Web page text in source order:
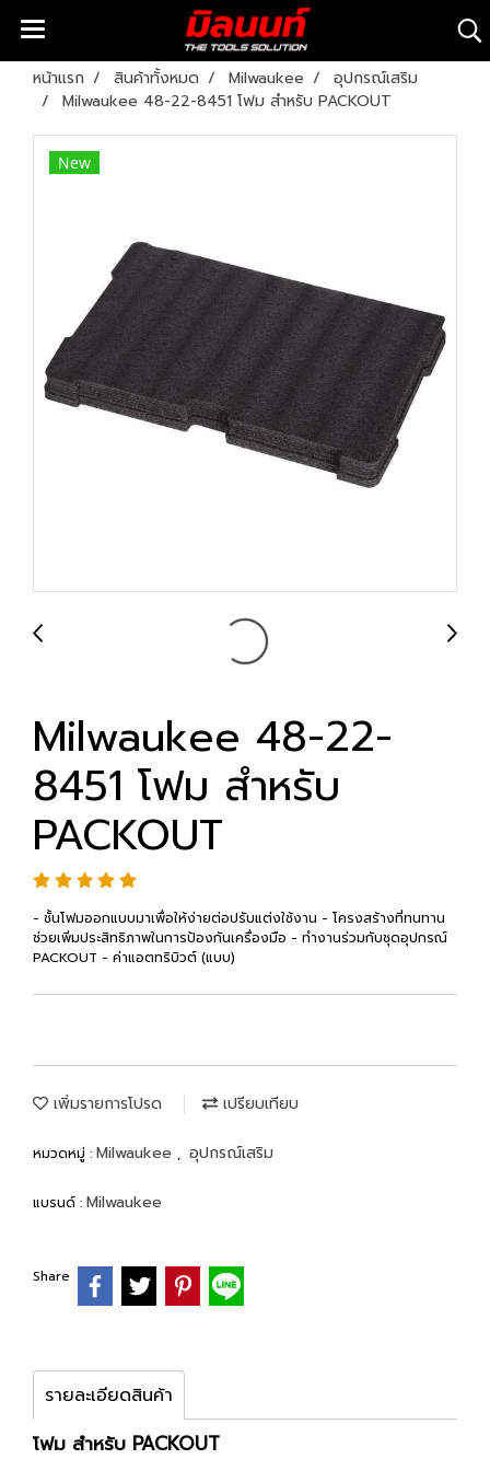
หน้าแรก สินค้าทั้งหมด Milwaukee
อุปกรณ์เสริม
Milwaukee 48-22-8451 โฟม สำหรับ PACKOUT
New
Milwaukee 48-22-
8451 โฟม สำหรับ
PACKOUT
- ชั้นโฟมออกแบบมาเพื่อให้ง่ายต่อปรับแต่งใช้งาน - โครงสร้างที่ทนทาน
ช่วยเพิ่มประสิทธิภาพในการป้องกันเครื่องมือ - ทำงานร่วมกับชุดอุปกรณ์
PACKOUT - ค่าแอตทริบิวต์ (แบบ)
เพิ่มรายการโปรด เปรียบเทียบ
หมวดหมู่ : Milwaukee , อุปกรณ์เสริม
แบรนด์ : Milwaukee
Share
รายละเอียดสินค้า
โฟม สำหรับ PACKOUT